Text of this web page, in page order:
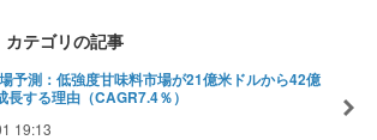
カテゴリの記事
予測：低強度甘味料市場が21億米ドルから42億
長する理由（CAGR7.4％）
19:13